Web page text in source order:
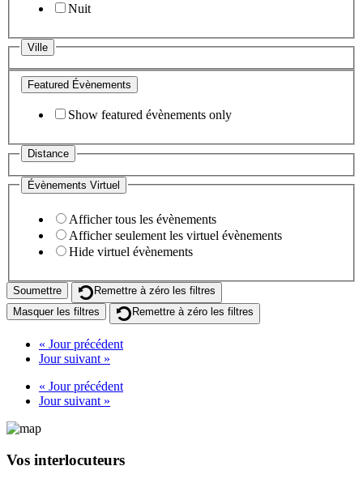
Nuit
Ville
Featured Évènements
Show featured évènements only
Distance
Évènements Virtuel
Afficher tous les évènements
Afficher seulement les virtuel évènements
Hide virtuel évènements
Remettre à zéro les filtres
Masquer les filtres
Remettre à zéro les filtres
« Jour précédent
Jour suivant »
« Jour précédent
Jour suivant »
Vos interlocuteurs